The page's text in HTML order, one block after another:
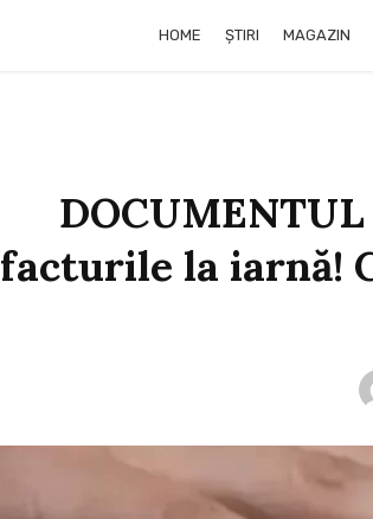
HOME ȘTIRI MAGAZIN
facturile la iarnă!